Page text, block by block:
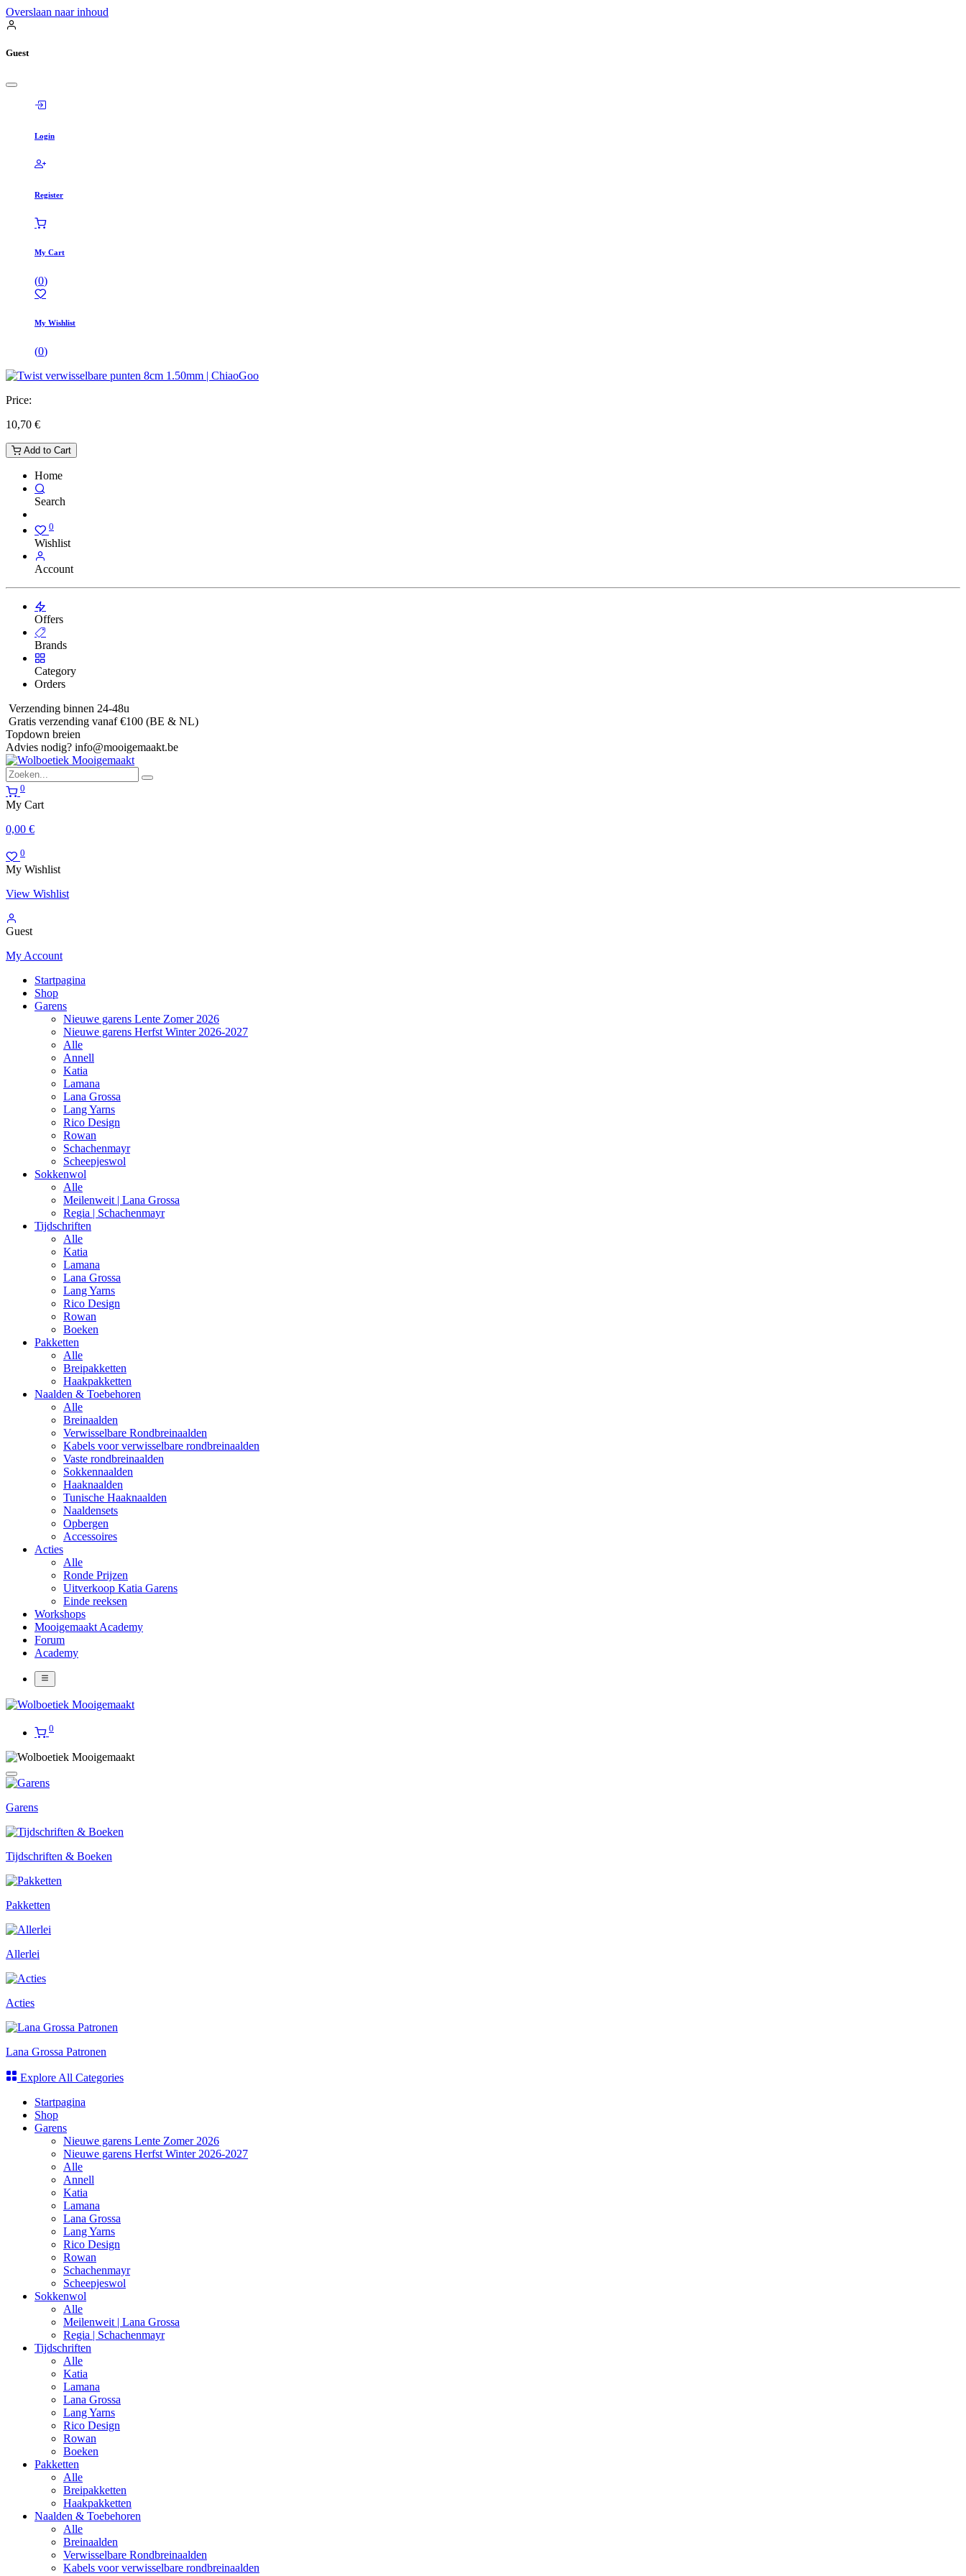
Overslaan naar inhoud
Guest
Login
Register
My Cart
(0)
My Wishlist
(0)
Price:
10,70 €
Add to Cart
Home
Search
0
Wishlist
Account
Offers
Brands
Category
Orders
Verzending binnen 24-48u
Gratis verzending vanaf €100 (BE & NL)
Topdown breien
Advies nodig? info@mooigemaakt.be
0
My Cart
0,00 €
0
My Wishlist
View Wishlist
Guest
My Account
Startpagina
Shop
Garens
Nieuwe garens Lente Zomer 2026
Nieuwe garens Herfst Winter 2026-2027
Alle
Annell
Katia
Lamana
Lana Grossa
Lang Yarns
Rico Design
Rowan
Schachenmayr
Scheepjeswol
Sokkenwol
Alle
Meilenweit | Lana Grossa
Regia | Schachenmayr
Tijdschriften
Alle
Katia
Lamana
Lana Grossa
Lang Yarns
Rico Design
Rowan
Boeken
Pakketten
Alle
Breipakketten
Haakpakketten
Naalden & Toebehoren
Alle
Breinaalden
Verwisselbare Rondbreinaalden
Kabels voor verwisselbare rondbreinaalden
Vaste rondbreinaalden
Sokkennaalden
Haaknaalden
Tunische Haaknaalden
Naaldensets
Opbergen
Accessoires
Acties
Alle
Ronde Prijzen
Uitverkoop Katia Garens
Einde reeksen
Workshops
Mooigemaakt Academy
Forum
Academy
0
Garens
Tijdschriften & Boeken
Pakketten
Allerlei
Acties
Lana Grossa Patronen
Explore All Categories
Startpagina
Shop
Garens
Nieuwe garens Lente Zomer 2026
Nieuwe garens Herfst Winter 2026-2027
Alle
Annell
Katia
Lamana
Lana Grossa
Lang Yarns
Rico Design
Rowan
Schachenmayr
Scheepjeswol
Sokkenwol
Alle
Meilenweit | Lana Grossa
Regia | Schachenmayr
Tijdschriften
Alle
Katia
Lamana
Lana Grossa
Lang Yarns
Rico Design
Rowan
Boeken
Pakketten
Alle
Breipakketten
Haakpakketten
Naalden & Toebehoren
Alle
Breinaalden
Verwisselbare Rondbreinaalden
Kabels voor verwisselbare rondbreinaalden